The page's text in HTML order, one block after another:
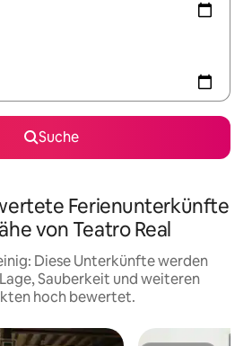
Suche
Ferienunterkünfte
von Teatro Real
Diese Unterkünfte werden
Sauberkeit und weiteren
hoch bewertet.